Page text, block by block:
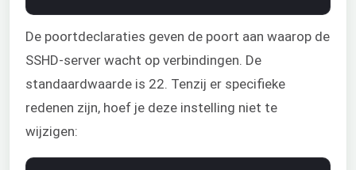
De poortdeclaraties geven de poort aan waarop de
SSHD-server wacht op verbindingen. De
standaardwaarde is 22. Tenzij er specifieke
redenen zijn, hoef je deze instelling niet te
wijzigen: